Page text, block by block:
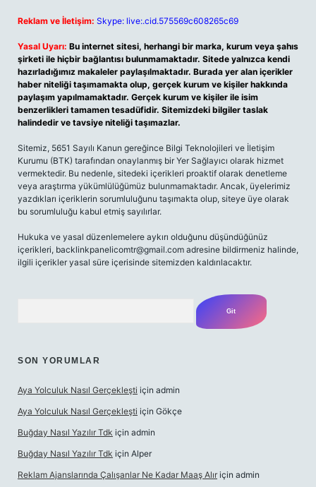
Reklam ve İletişim: Skype: live:.cid.575569c608265c69
Yasal Uyarı: Bu internet sitesi, herhangi bir marka, kurum veya şahıs
şirketi ile hiçbir bağlantısı bulunmamaktadır. Sitede yalnızca kendi
hazırladığımız makaleler paylaşılmaktadır. Burada yer alan içerikler
haber niteliği taşımamakta olup, gerçek kurum ve kişiler hakkında
paylaşım yapılmamaktadır. Gerçek kurum ve kişiler ile isim
benzerlikleri tamamen tesadüfidir. Sitemizdeki bilgiler taslak
halindedir ve tavsiye niteliği taşımazlar.
Sitemiz, 5651 Sayılı Kanun gereğince Bilgi Teknolojileri ve İletişim
Kurumu (BTK) tarafından onaylanmış bir Yer Sağlayıcı olarak hizmet
vermektedir. Bu nedenle, sitedeki içerikleri proaktif olarak denetleme
veya araştırma yükümlülüğümüz bulunmamaktadır. Ancak, üyelerimiz
yazdıkları içeriklerin sorumluluğunu taşımakta olup, siteye üye olarak
bu sorumluluğu kabul etmiş sayılırlar.
Hukuka ve yasal düzenlemelere aykırı olduğunu düşündüğünüz
içerikleri, backlinkpanelicomtr@gmail.com adresine bildirmeniz halinde,
ilgili içerikler yasal süre içerisinde sitemizden kaldırılacaktır.
SON YORUMLAR
Aya Yolculuk Nasıl Gerçekleşti için admin
Aya Yolculuk Nasıl Gerçekleşti için Gökçe
Buğday Nasıl Yazılır Tdk için admin
Buğday Nasıl Yazılır Tdk için Alper
Reklam Ajanslarında Çalışanlar Ne Kadar Maaş Alır için admin